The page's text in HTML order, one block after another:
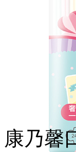
康乃馨